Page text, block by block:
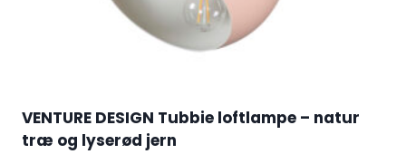
VENTURE DESIGN Tubbie loftlampe – natur
træ og lyserød jern